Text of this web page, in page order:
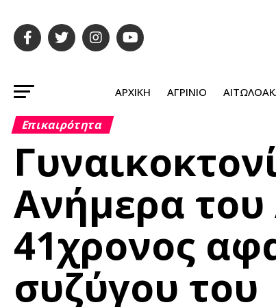
ΑΡΧΙΚΉ ΑΓΡΊΝΙΟ
Επικαιρότητα
Ανήμερα του
41χρονος
συζύγου του